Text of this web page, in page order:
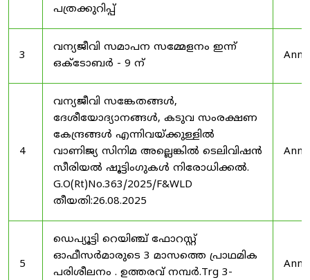
പത്രക്കുറിപ്പ്
3
വന്യജീവി സമാപന സമ്മേളനം ഇന്ന്
ഒക്ടോബർ - 9 ന്
4
വന്യജീവി സങ്കേതങ്ങൾ,
ദേശീയോദ്യാനങ്ങൾ, കടുവ സംരക്ഷണ
കേന്ദ്രങ്ങൾ എന്നിവയ്ക്കുള്ളിൽ
വാണിജ്യ സിനിമ അല്ലെങ്കിൽ ടെലിവിഷൻ
സീരിയൽ ഷൂട്ടിംഗുകൾ നിരോധിക്കൽ.
G.O(Rt)No.363/2025/F&WLD
തീയതി:26.08.2025
5
ഡെപ്യൂട്ടി റെയിഞ്ച് ഫോറസ്റ്റ്
ഓഫീസർമാരുടെ 3 മാസത്തെ പ്രാഥമിക
പരിശീലനം . ഉത്തരവ് നമ്പർ.Trg 3-